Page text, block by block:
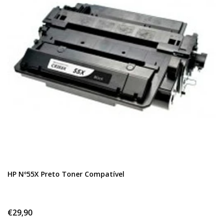
HP Nº55X Preto Toner Compatível
€29,90